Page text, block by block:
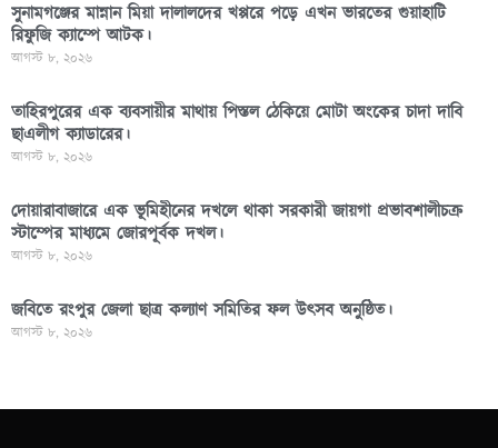
সুনামগঞ্জের মান্নান মিয়া দালালদের খপ্পরে পড়ে এখন ভারতের গুয়াহাটি
রিফুজি ক্যাম্পে আটক।
আগস্ট ৮, ২০২৬
তাহিরপুরের এক ব্যবসায়ীর মাথায় পিস্তল ঠেকিয়ে মোটা অংকের চাদা দাবি
ছাএলীগ ক্যাডারের।
আগস্ট ৮, ২০২৬
দোয়ারাবাজারে এক ভূমিহীনের দখলে থাকা সরকারী জায়গা প্রভাবশালীচক্র
স্টাম্পের মাধ্যমে জোরপূর্বক দখল।
আগস্ট ৮, ২০২৬
জবিতে রংপুর জেলা ছাত্র কল্যাণ সমিতির ফল উৎসব অনুষ্ঠিত।
আগস্ট ৮, ২০২৬